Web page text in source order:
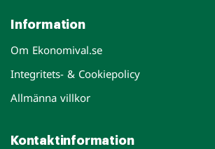
Information
Om Ekonomival.se
Integritets- & Cookiepolicy
Allmänna villkor
Kontaktinformation